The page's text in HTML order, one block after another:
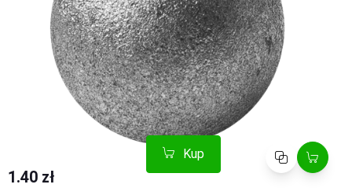
Kup Porównaj
1.40 zł